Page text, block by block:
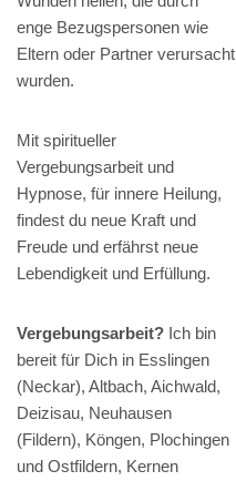
enge Bezugspersonen wie
Eltern oder Partner verursacht
wurden.
Mit spiritueller
Vergebungsarbeit und
Hypnose, für innere Heilung,
findest du neue Kraft und
Freude und erfährst neue
Lebendigkeit und Erfüllung.
Vergebungsarbeit? Ich bin
bereit für Dich in Esslingen
(Neckar), Altbach, Aichwald,
Deizisau, Neuhausen
(Fildern), Köngen, Plochingen
und Ostfildern, Kernen